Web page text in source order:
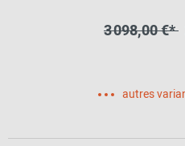
3 098,00 €*
autres